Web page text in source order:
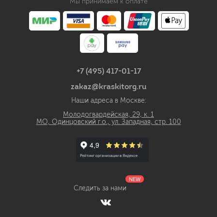
+7 (495) 417-01-17
zakaz@kraskitorg.ru
Наши адреса в Москве:
Молодогвардейская, 29, к. 1
МО, Одинцовский г.о., ул. Западная, стр. 100
Следить за нами
NEW